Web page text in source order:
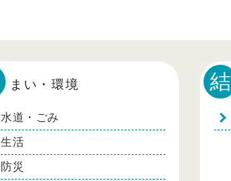
まい・環境
水道・ごみ
生活
防災
結